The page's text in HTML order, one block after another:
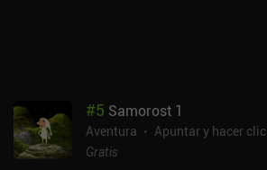
#5 Samorost 1
Aventura
Apuntar y hacer clic
Gratis